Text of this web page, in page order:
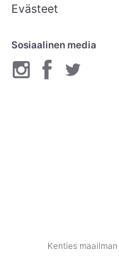
Evästeet
Sosiaalinen media
Kenties